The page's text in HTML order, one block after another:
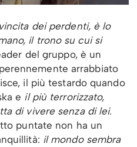
dei perdenti, è lo
il trono su cui si
del gruppo, è un
arrabbiato
il più testardo quando
e il più terrorizzato,
di vivere senza di lei.
puntate non ha un
il mondo sembra